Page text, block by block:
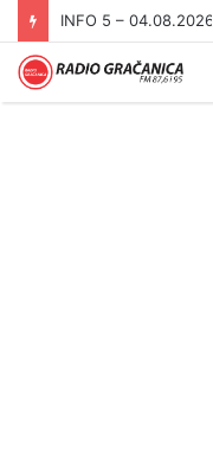
INFO 5 – 04.08.2026.